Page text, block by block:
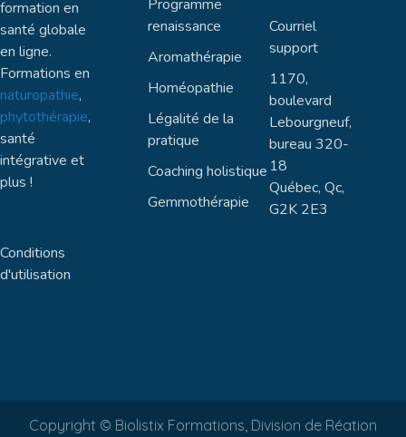
formation en
santé globale
en ligne.
Formations en
naturopathie,
phytothérapie,
santé
intégrative et
plus !
Conditions
d'utilisation
Programme
renaissance
Aromathérapie
Homéopathie
Légalité de la
pratique
Coaching holistique
Gemmothérapie
Courriel
support
1170,
boulevard
Lebourgneuf,
bureau 320-
18
Québec, Qc,
G2K 2E3
Copyright © Biolistix Formations, Division de Réation